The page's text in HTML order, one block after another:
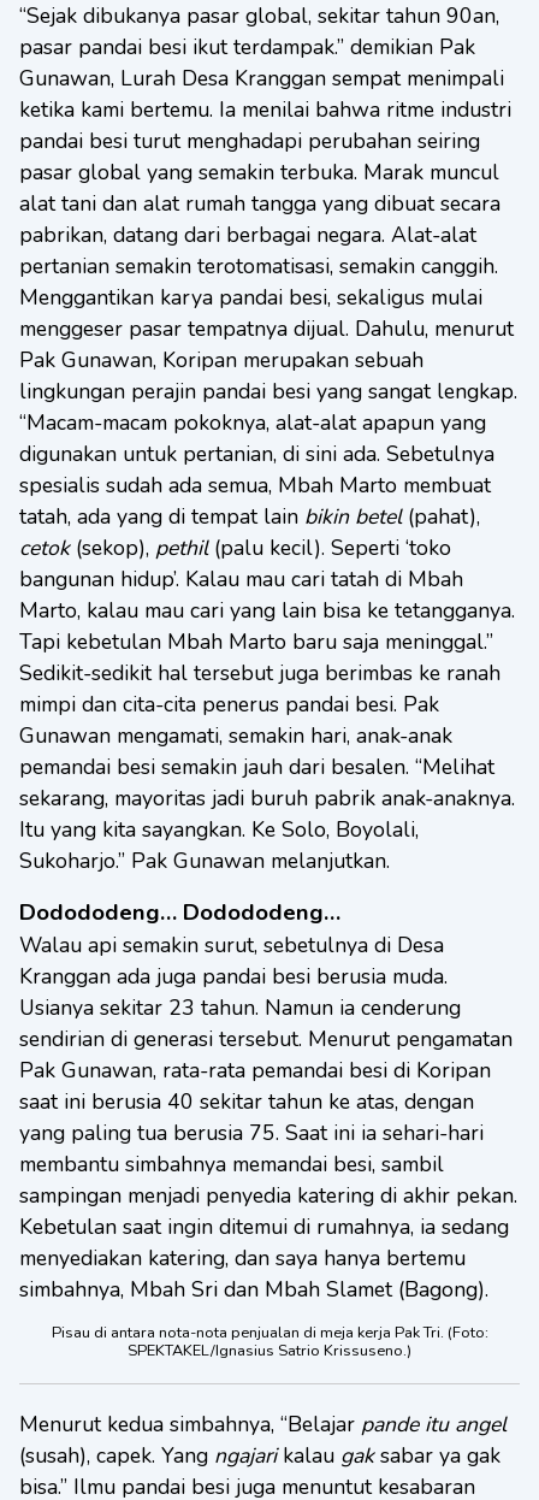
“Sejak dibukanya pasar global, sekitar tahun 90an,
pasar pandai besi ikut terdampak.” demikian Pak
Gunawan, Lurah Desa Kranggan sempat menimpali
ketika kami bertemu. Ia menilai bahwa ritme industri
pandai besi turut menghadapi perubahan seiring
pasar global yang semakin terbuka. Marak muncul
alat tani dan alat rumah tangga yang dibuat secara
pabrikan, datang dari berbagai negara. Alat-alat
pertanian semakin terotomatisasi, semakin canggih.
Menggantikan karya pandai besi, sekaligus mulai
menggeser pasar tempatnya dijual. Dahulu, menurut
Pak Gunawan, Koripan merupakan sebuah
lingkungan perajin pandai besi yang sangat lengkap.
“Macam-macam pokoknya, alat-alat apapun yang
digunakan untuk pertanian, di sini ada. Sebetulnya
spesialis sudah ada semua, Mbah Marto membuat
tatah, ada yang di tempat lain bikin betel (pahat),
cetok(sekop), pethil(palu kecil). Seperti ‘toko
bangunan hidup’. Kalau mau cari tatah di Mbah
Marto, kalau mau cari yang lain bisa ke tetangganya.
Tapi kebetulan Mbah Marto baru saja meninggal.”
Sedikit-sedikit hal tersebut juga berimbas ke ranah
mimpi dan cita-cita penerus pandai besi. Pak
Gunawan mengamati, semakin hari, anak-anak
pemandai besi semakin jauh dari besalen. “Melihat
sekarang, mayoritas jadi buruh pabrik anak-anaknya.
Itu yang kita sayangkan. Ke Solo, Boyolali,
Sukoharjo.” Pak Gunawan melanjutkan.
Dodododeng… Dodododeng…
Walau api semakin surut, sebetulnya di Desa
Kranggan ada juga pandai besi berusia muda.
Usianya sekitar 23 tahun. Namun ia cenderung
sendirian di generasi tersebut. Menurut pengamatan
Pak Gunawan, rata-rata pemandai besi di Koripan
saat ini berusia 40 sekitar tahun ke atas, dengan
yang paling tua berusia 75. Saat ini ia sehari-hari
membantu simbahnya memandai besi, sambil
sampingan menjadi penyedia katering di akhir pekan.
Kebetulan saat ingin ditemui di rumahnya, ia sedang
menyediakan katering, dan saya hanya bertemu
simbahnya, Mbah Sri dan Mbah Slamet (Bagong).
Pisau di antara nota-nota penjualan di meja kerja Pak Tri. (Foto:
SPEKTAKEL/Ignasius Satrio Krissuseno.)
Menurut kedua simbahnya, “Belajar pande itu angel
(susah), capek. Yang ngajarikalau gaksabar ya gak
bisa.” Ilmu pandai besi juga menuntut kesabaran